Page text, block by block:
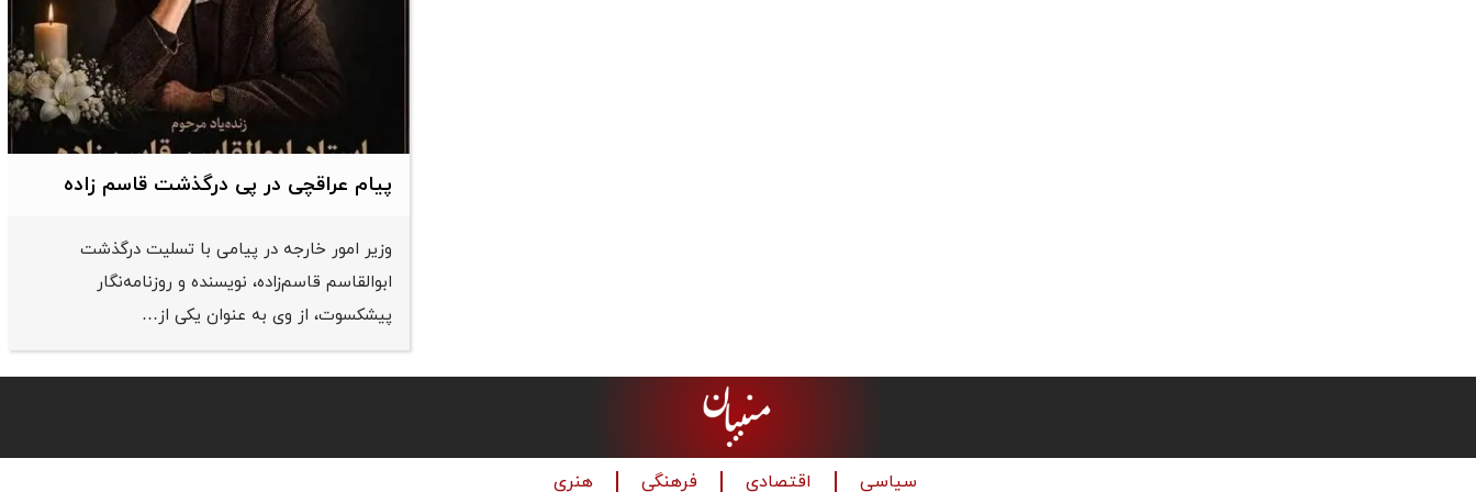
پیام عراقچی در پی درگذشت قاسم‌ زاده
وزیر امور خارجه در پیامی با تسلیت درگذشت
ابوالقاسم قاسم‌زاده، نویسنده و روزنامه‌نگار
پیشکسوت، از وی به عنوان یکی از…
سیاسی اقتصادی فرهنگی هنری